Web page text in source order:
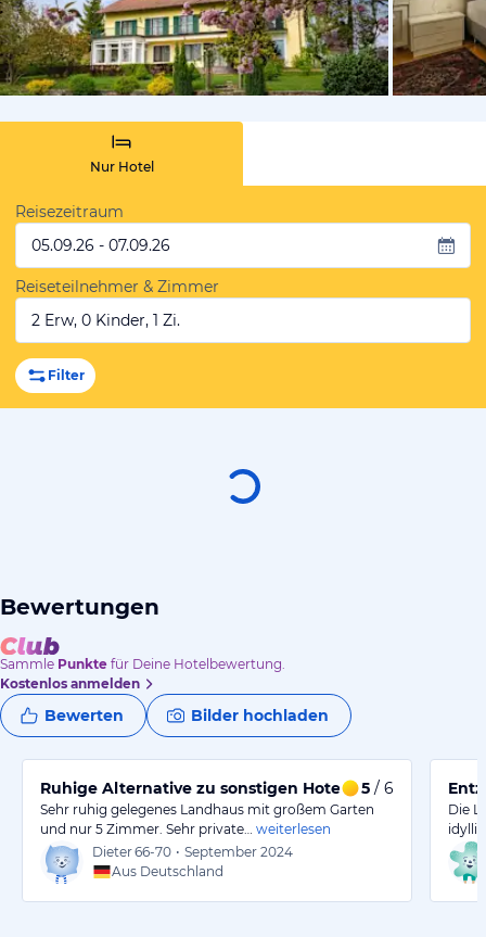
von
Nur Hotel
Reisezeitraum
05.09.26 - 07.09.26
Reiseteilnehmer & Zimmer
2 Erw, 0 Kinder, 1 Zi.
Filter
Bewertungen
Sammle Punkte für Deine Hotelbewertung.
Kostenlos anmelden
Bewerten Bilder hochladen
Ruhige Alternative zu sonstigen Hotels 5 / 6
Sehr ruhig gelegenes Landhaus mit großem Garten
und nur 5 Zimmer. Sehr private…
weiterlesen
Dieter66-70 • September 2024
Aus Deutschland
Die